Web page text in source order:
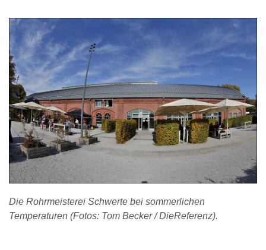
Die Rohrmeisterei Schwerte bei sommerlichen
Temperaturen (Fotos: Tom Becker / DieReferenz).